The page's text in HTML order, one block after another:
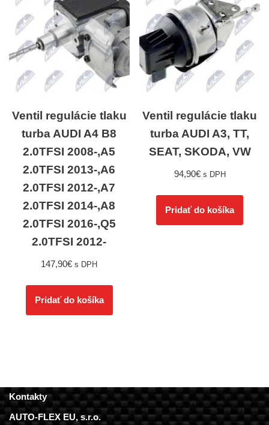
Ventil regulácie tlaku
turba AUDI A4 B8
2.0TFSI 2008-,A5
2.0TFSI 2013-,A6
2.0TFSI 2012-,A7
2.0TFSI 2014-,A8
2.0TFSI 2016-,Q5
2.0TFSI 2012-
147,90€ s DPH
Pridať do košíka
Ventil regulácie tlaku
turba AUDI A3, TT,
SEAT, SKODA, VW
94,90€ s DPH
Pridať do košíka
Kontakty
AUTO-FLEX EU, s.r.o.